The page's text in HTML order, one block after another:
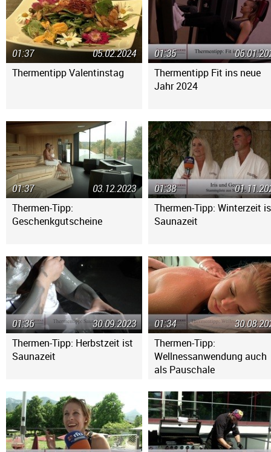
Thermentipp Valentinstag
05.02.2024
01:37
Thermentipp Fit ins neue
Jahr 2024
01:35
Thermen-Tipp:
Geschenkgutscheine
03.12.2023
01:37
Thermen-Tipp: Winterzeit
Saunazeit
01:38
Thermen-Tipp: Herbstzeit ist
Saunazeit
30.09.2023
01:36
Thermen-Tipp:
Wellnessanwendung auch
als Pauschale
01:34